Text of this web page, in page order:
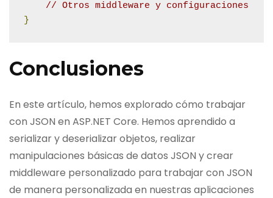
// Otros middleware y configuraciones
}
Conclusiones
En este artículo, hemos explorado cómo trabajar
con JSON en ASP.NET Core. Hemos aprendido a
serializar y deserializar objetos, realizar
manipulaciones básicas de datos JSON y crear
middleware personalizado para trabajar con JSON
de manera personalizada en nuestras aplicaciones